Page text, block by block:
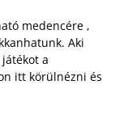
medencére ,
Aki
a
itt körülnézni és